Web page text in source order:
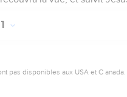
pas disponibles aux USA et C anada.